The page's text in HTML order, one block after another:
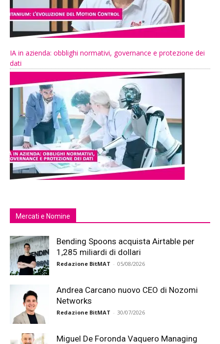
IA in azienda: obblighi normativi, governance e protezione dei
dati
Mercati e Nomine
Bending Spoons acquista Airtable per
1,285 miliardi di dollari
Redazione BitMAT - 05/08/2026
Andrea Carcano nuovo CEO di Nozomi
Networks
Redazione BitMAT - 30/07/2026
Miguel De Foronda Vaquero Managing